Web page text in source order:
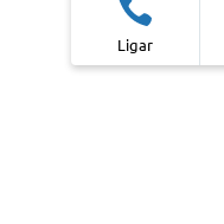
Ligar